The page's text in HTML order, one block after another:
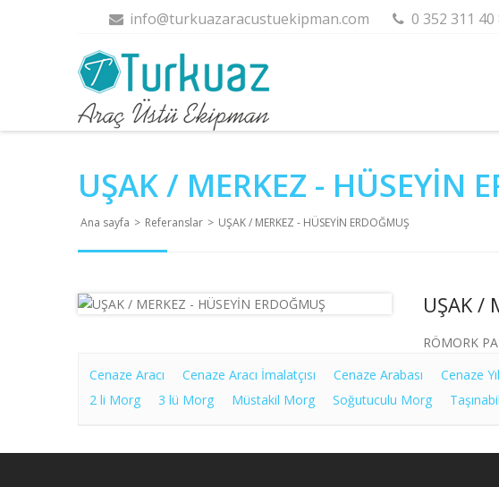
info@turkuazaracustuekipman.com 0 352 311 40
UŞAK / MERKEZ - HÜSEYİN
Ana sayfa > Referanslar > UŞAK / MERKEZ - HÜSEYİN ERDOĞMUŞ
UŞAK /
RÖMORK
Cenaze Aracı
Cenaze Aracı İmalatçısı Cenaze Arabası Cenaze
2 li Morg
3 lü Morg Müstakil Morg Soğutuculu Morg